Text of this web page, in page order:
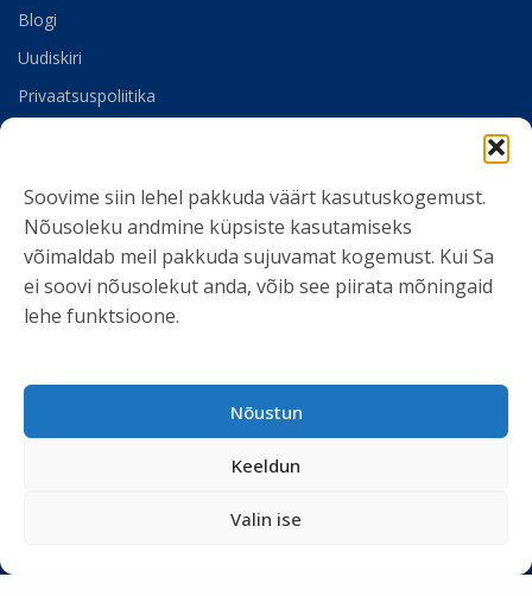
Soovime siin lehel pakkuda väärt kasutuskogemust.
Nõusoleku andmine küpsiste kasutamiseks
võimaldab meil pakkuda sujuvamat kogemust. Kui Sa
ei soovi nõusolekut anda, võib see piirata mõningaid
lehe funktsioone.
Nõustun
Keeldun
Valin ise
Blogi
Uudiskiri
Privaatsuspoliitika
SOTSIAALMEEDIA
Ole kursis meie tegemistega. Peame kinni